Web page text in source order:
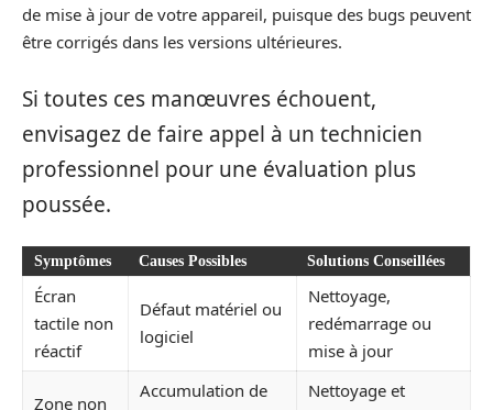
de mise à jour de votre appareil, puisque des bugs peuvent
être corrigés dans les versions ultérieures.
Si toutes ces manœuvres échouent,
envisagez de faire appel à un technicien
professionnel pour une évaluation plus
poussée.
Symptômes Causes Possibles Solutions Conseillées
Écran
tactile non
réactif
Défaut matériel ou
logiciel
Nettoyage,
redémarrage ou
mise à jour
Zone non
Accumulation de
Nettoyage et